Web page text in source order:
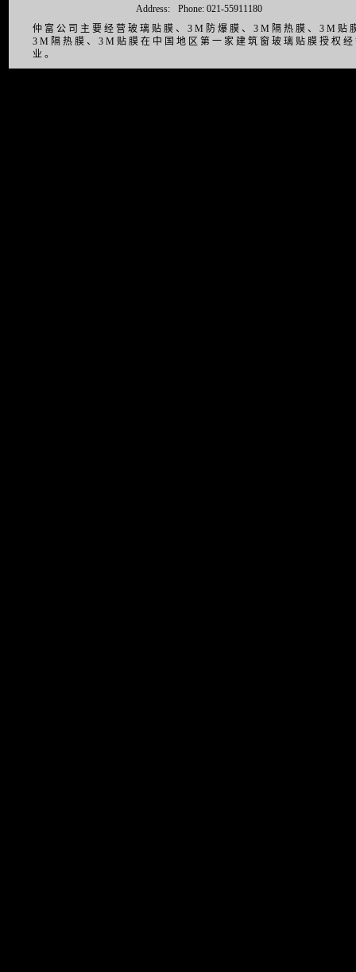
Address:
Phone: 021-55911180
仲富公司主要经营玻璃贴膜、3M防爆膜、3M隔热膜、3M
3M隔热膜、3M贴膜在中国地区第一家建筑窗玻璃贴膜授权
业。